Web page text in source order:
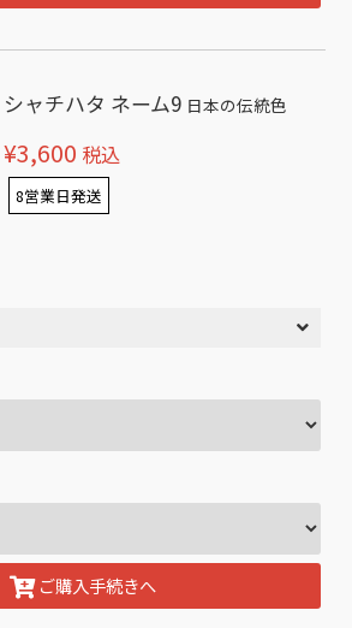
シャチハタ ネーム9 日本の伝統色
¥3,600 税込
8営業日発送
ご購入手続きへ